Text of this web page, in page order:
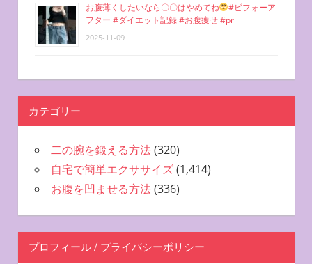
お腹薄くしたいなら〇〇はやめてね
#ビフォーア
フター #ダイエット記録 #お腹痩せ #pr
2025-11-09
カテゴリー
二の腕を鍛える方法(320)
自宅で簡単エクササイズ(1,414)
お腹を凹ませる方法(336)
プロフィール / プライバシーポリシー